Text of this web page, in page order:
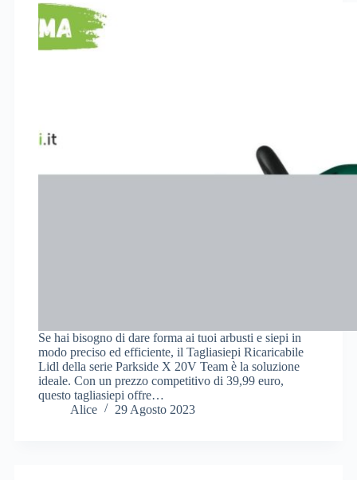
Se hai bisogno di dare forma ai tuoi arbusti e siepi in
modo preciso ed efficiente, il Tagliasiepi Ricaricabile
Lidl della serie Parkside X 20V Team è la soluzione
ideale. Con un prezzo competitivo di 39,99 euro,
questo tagliasiepi offre…
Alice
29 Agosto 2023